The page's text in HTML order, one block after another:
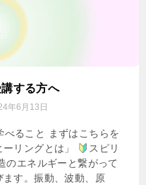
する方へ
年6月13日
べること まずはこちらを
リングとは」
スピリ
のエネルギーと繋がって
す。振動、波動、原